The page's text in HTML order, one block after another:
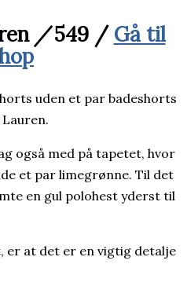
/549 / Gå til
uden et par badeshorts
også med på tapetet, hvor
et par limegrønne. Til det
en gul polohest yderst til
er at det er en vigtig detalje